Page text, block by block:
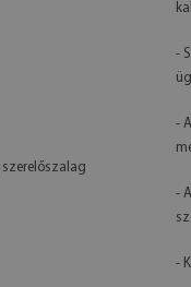
-
-
-
-